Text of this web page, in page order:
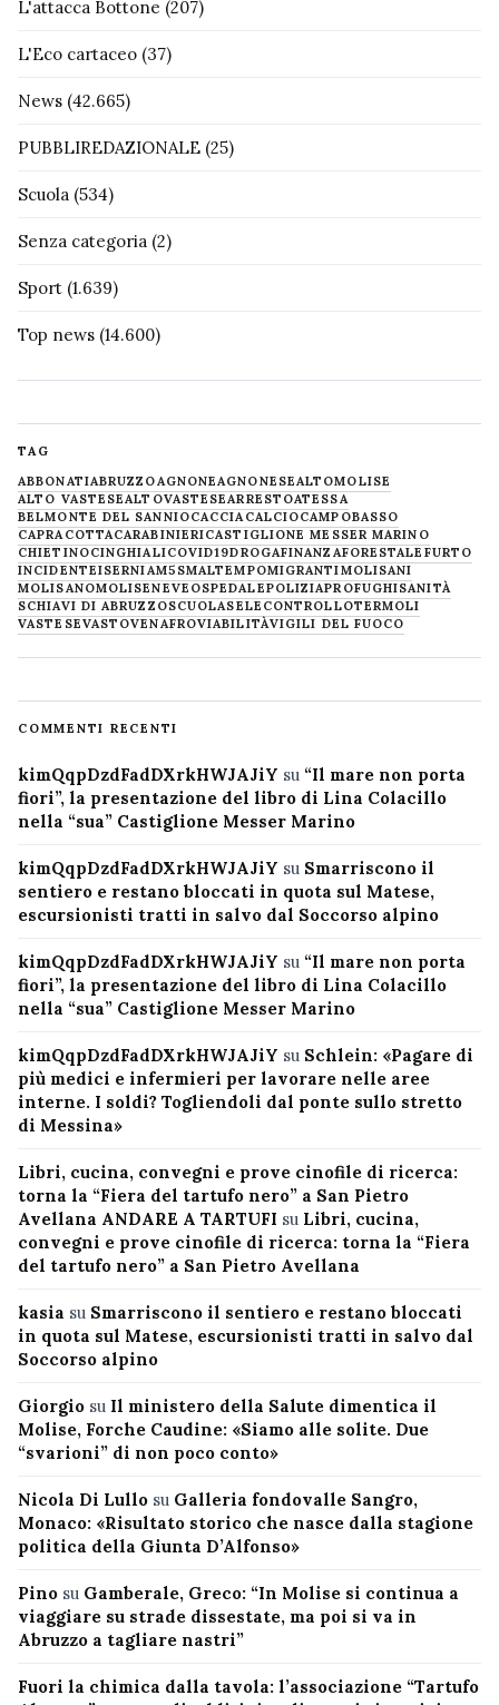
L'attacca Bottone (207)
L'Eco cartaceo (37)
News (42.665)
PUBBLIREDAZIONALE (25)
Scuola (534)
Senza categoria (2)
Sport (1.639)
Top news (14.600)
TAG
ABBONATIABRUZZOAGNONEAGNONESEALTOMOLISE
ALTO VASTESEALTOVASTESEARRESTOATESSA
BELMONTE DEL SANNIOCACCIACALCIOCAMPOBASSO
CAPRACOTTACARABINIERICASTIGLIONE MESSER MARINO
CHIETINOCINGHIALICOVID19DROGAFINANZAFORESTALE FURTO
INCIDENTEISERNIAM5SMALTEMPOMIGRANTIMOLISANI
MOLISANOMOLISENEVE OSPEDALEPOLIZIAPROFUGHISANITÀ
SCHIAVI DI ABRUZZOSCUOLASELECONTROLLOTERMOLI
VASTESEVASTOVENAFROVIABILITÀVIGILI DEL FUOCO
COMMENTI RECENTI
kimQqpDzdFadDXrkHWJAJiY su “Il mare non porta
fiori”, la presentazione del libro di Lina Colacillo
nella “sua” Castiglione Messer Marino
kimQqpDzdFadDXrkHWJAJiY su Smarriscono il
sentiero e restano bloccati in quota sul Matese,
escursionisti tratti in salvo dal Soccorso alpino
kimQqpDzdFadDXrkHWJAJiY su “Il mare non porta
fiori”, la presentazione del libro di Lina Colacillo
nella “sua” Castiglione Messer Marino
kimQqpDzdFadDXrkHWJAJiY su Schlein: «Pagare di
più medici e infermieri per lavorare nelle aree
interne. I soldi? Togliendoli dal ponte sullo stretto
di Messina»
Libri, cucina, convegni e prove cinofile di ricerca:
torna la “Fiera del tartufo nero” a San Pietro
Avellana ANDARE A TARTUFI su Libri, cucina,
convegni e prove cinofile di ricerca: torna la “Fiera
del tartufo nero” a San Pietro Avellana
kasia su Smarriscono il sentiero e restano bloccati
in quota sul Matese, escursionisti tratti in salvo dal
Soccorso alpino
Giorgio su Il ministero della Salute dimentica il
Molise, Forche Caudine: «Siamo alle solite. Due
“svarioni” di non poco conto»
Nicola Di Lullo su Galleria fondovalle Sangro,
Monaco: «Risultato storico che nasce dalla stagione
politica della Giunta D’Alfonso»
Pino su Gamberale, Greco: “In Molise si continua a
viaggiare su strade dissestate, ma poi si va in
Abruzzo a tagliare nastri”
Fuori la chimica dalla tavola: l’associazione “Tartufo